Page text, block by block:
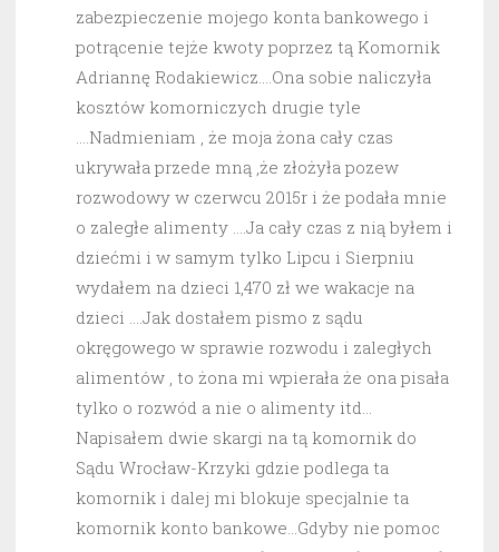
zabezpieczenie mojego konta bankowego i
potrącenie tejże kwoty poprzez tą Komornik
Adriannę Rodakiewicz….Ona sobie naliczyła
kosztów komorniczych drugie tyle
….Nadmieniam , że moja żona cały czas
ukrywała przede mną ,że złożyła pozew
rozwodowy w czerwcu 2015r i że podała mnie
o zaległe alimenty ….Ja cały czas z nią byłem i
dziećmi i w samym tylko Lipcu i Sierpniu
wydałem na dzieci 1,470 zł we wakacje na
dzieci ….Jak dostałem pismo z sądu
okręgowego w sprawie rozwodu i zaległych
alimentów , to żona mi wpierała że ona pisała
tylko o rozwód a nie o alimenty itd…
Napisałem dwie skargi na tą komornik do
Sądu Wrocław-Krzyki gdzie podlega ta
komornik i dalej mi blokuje specjalnie ta
komornik konto bankowe…Gdyby nie pomoc